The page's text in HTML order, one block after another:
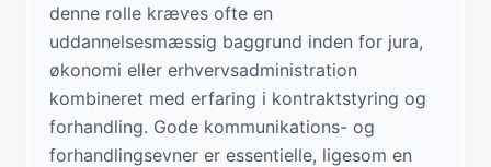
denne rolle kræves ofte en
uddannelsesmæssig baggrund inden for jura,
økonomi eller erhvervsadministration
kombineret med erfaring i kontraktstyring og
forhandling. Gode kommunikations- og
forhandlingsevner er essentielle, ligesom en